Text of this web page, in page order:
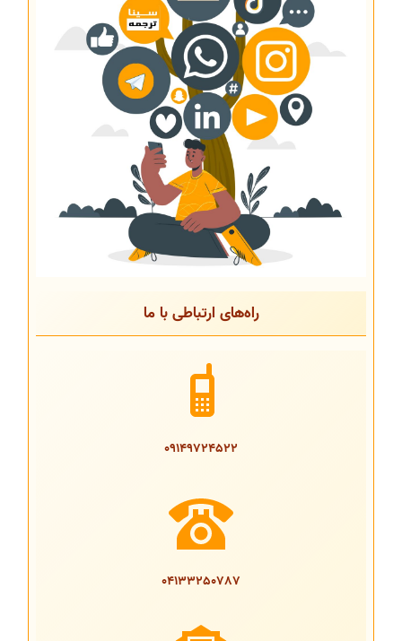
راه‌های ارتباطی با ما
09149724522
04133250787